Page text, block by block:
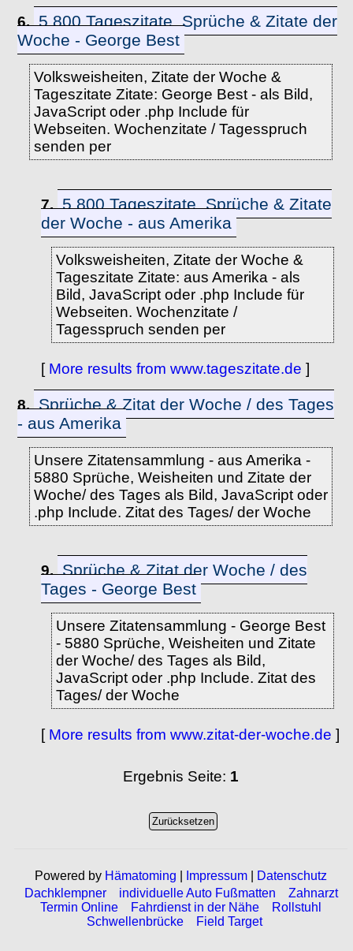
6. 5.800 Tageszitate, Sprüche & Zitate der
Woche - George Best
Volksweisheiten, Zitate der Woche &
Tageszitate Zitate: George Best - als Bild,
JavaScript oder .php Include für
Webseiten. Wochenzitate / Tagesspruch
senden per
7. 5.800 Tageszitate, Sprüche & Zitate
der Woche - aus Amerika
Volksweisheiten, Zitate der Woche &
Tageszitate Zitate: aus Amerika - als
Bild, JavaScript oder .php Include für
Webseiten. Wochenzitate /
Tagesspruch senden per
[ More results from www.tageszitate.de ]
8. Sprüche & Zitat der Woche / des Tages
- aus Amerika
Unsere Zitatensammlung - aus Amerika -
5880 Sprüche, Weisheiten und Zitate der
Woche/ des Tages als Bild, JavaScript oder
.php Include. Zitat des Tages/ der Woche
9. Sprüche & Zitat der Woche / des
Tages - George Best
Unsere Zitatensammlung - George Best
- 5880 Sprüche, Weisheiten und Zitate
der Woche/ des Tages als Bild,
JavaScript oder .php Include. Zitat des
Tages/ der Woche
[ More results from www.zitat-der-woche.de ]
Ergebnis Seite: 1
Powered by Hämatoming Impressum
Datenschutz
Dachklempner
individuelle Auto Fußmatten
Zahnarzt
Termin Online
Fahrdienst in der Nähe
Rollstuhl
Schwellenbrücke
Field Target